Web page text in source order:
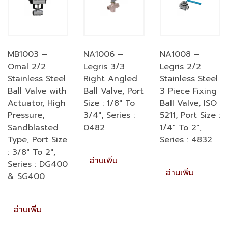
MB1003 –
Omal 2/2
Stainless Steel
Ball Valve with
Actuator, High
Pressure,
Sandblasted
Type, Port Size
: 3/8″ To 2″,
Series : DG400
& SG400
อ่านเพิ่ม
NA1006 –
Legris 3/3
Right Angled
Ball Valve, Port
Size : 1/8″ To
3/4″, Series :
0482
อ่านเพิ่ม
NA1008 –
Legris 2/2
Stainless Steel
3 Piece Fixing
Ball Valve, ISO
5211, Port Size :
1/4″ To 2″,
Series : 4832
อ่านเพิ่ม